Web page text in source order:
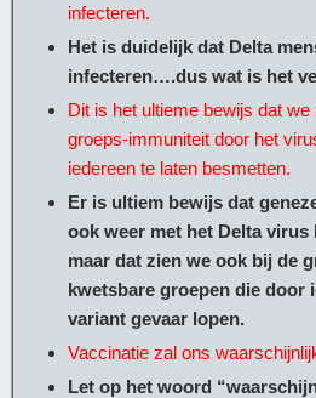
infecteren.
Het is duidelijk dat Delta
infecteren….dus wat is het
Dit is het ultieme bewijs dat
groeps-immuniteit door het
iedereen te laten besmetten.
Er is ultiem bewijs dat
ook weer met het Delta virus
maar dat zien we ook bij de
kwetsbare groepen die door
variant gevaar lopen.
Vaccinatie zal ons
Let op het woord